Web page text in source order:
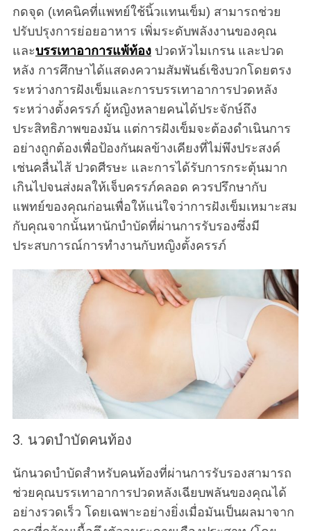
กดจุด (เทคนิคที่แพทย์ใช้นิ้วแทนเข็ม) สามารถช่วย
ปรับปรุงการย่อยอาหาร เพิ่มระดับพลังงานของคุณ
และบรรเทาอาการแพ้ท้องปวดหัวไมเกรน และปวด
หลัง การศึกษาได้แสดงความสัมพันธ์เชิงบวกโดยตรง
ระหว่างการฝังเข็มและการบรรเทาอาการปวดหลัง
ระหว่างตั้งครรภ์ ผู้หญิงหลายคนได้ประจักษ์ถึง
ประสิทธิภาพของมัน แต่การฝังเข็มจะต้องดำเนินการ
อย่างถูกต้องเพื่อป้องกันผลข้างเคียงที่ไม่พึงประสงค์
เช่นคลื่นไส้ ปวดศีรษะ และการได้รับการกระตุ้นมาก
เกินไปจนส่งผลให้เจ็บครรภ์คลอด ควรปรึกษากับ
แพทย์ของคุณก่อนเพื่อให้แน่ใจว่าการฝังเข็มเหมาะสม
กับคุณจากนั้นหานักบำบัดที่ผ่านการรับรองซึ่งมี
ประสบการณ์การทำงานกับหญิงตั้งครรภ์
3. นวดบำบัดคนท้อง
นักนวดบำบัดสำหรับคนท้องที่ผ่านการรับรองสามารถ
ช่วยคุณบรรเทาอาการปวดหลังเฉียบพลันของคุณได้
อย่างรวดเร็ว โดยเฉพาะอย่างยิ่งเมื่อมันเป็นผลมาจาก